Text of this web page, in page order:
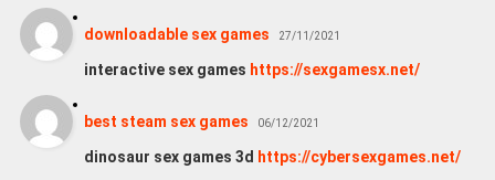
downloadable sex games 27/11/2021
interactive sex games https://sexgamesx.net/
best steam sex games 06/12/2021
dinosaur sex games 3d https://cybersexgames.net/